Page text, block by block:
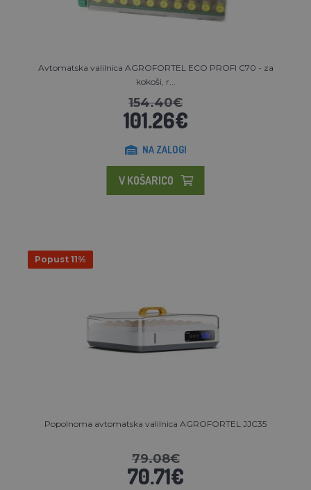
Avtomatska valilnica AGROFORTEL ECO PROFI C70 - za
kokoši, r...
154.40€
101.26€
NA ZALOGI
V KOŠARICO
Popust 11%
Popolnoma avtomatska valilnica AGROFORTEL JJC35
79.08€
70.71€